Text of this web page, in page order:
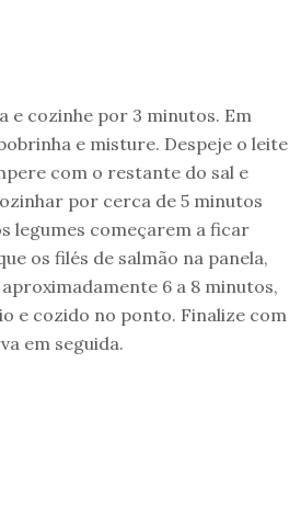
e cozinhe por 3 minutos. Em
e misture. Despeje o leite
com o restante do sal e
por cerca de 5 minutos
legumes começarem a ficar
os filés de salmão na panela,
6 a 8 minutos,
e cozido no ponto. Finalize com
em seguida.